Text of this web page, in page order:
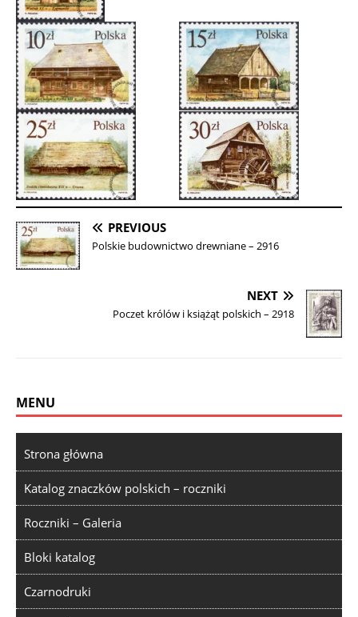
PREVIOUS
Polskie budownictwo drewniane – 2916
NEXT
Poczet królów i książąt polskich – 2918
MENU
Strona główna
Katalog znaczków polskich – roczniki
Roczniki – Galeria
Bloki katalog
Czarnodruki